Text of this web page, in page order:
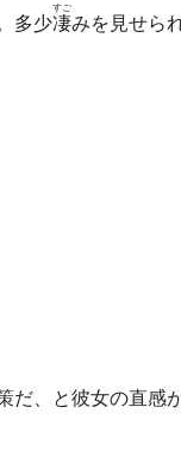
多少凄
すご
みを見せら
だ、と彼女の直感